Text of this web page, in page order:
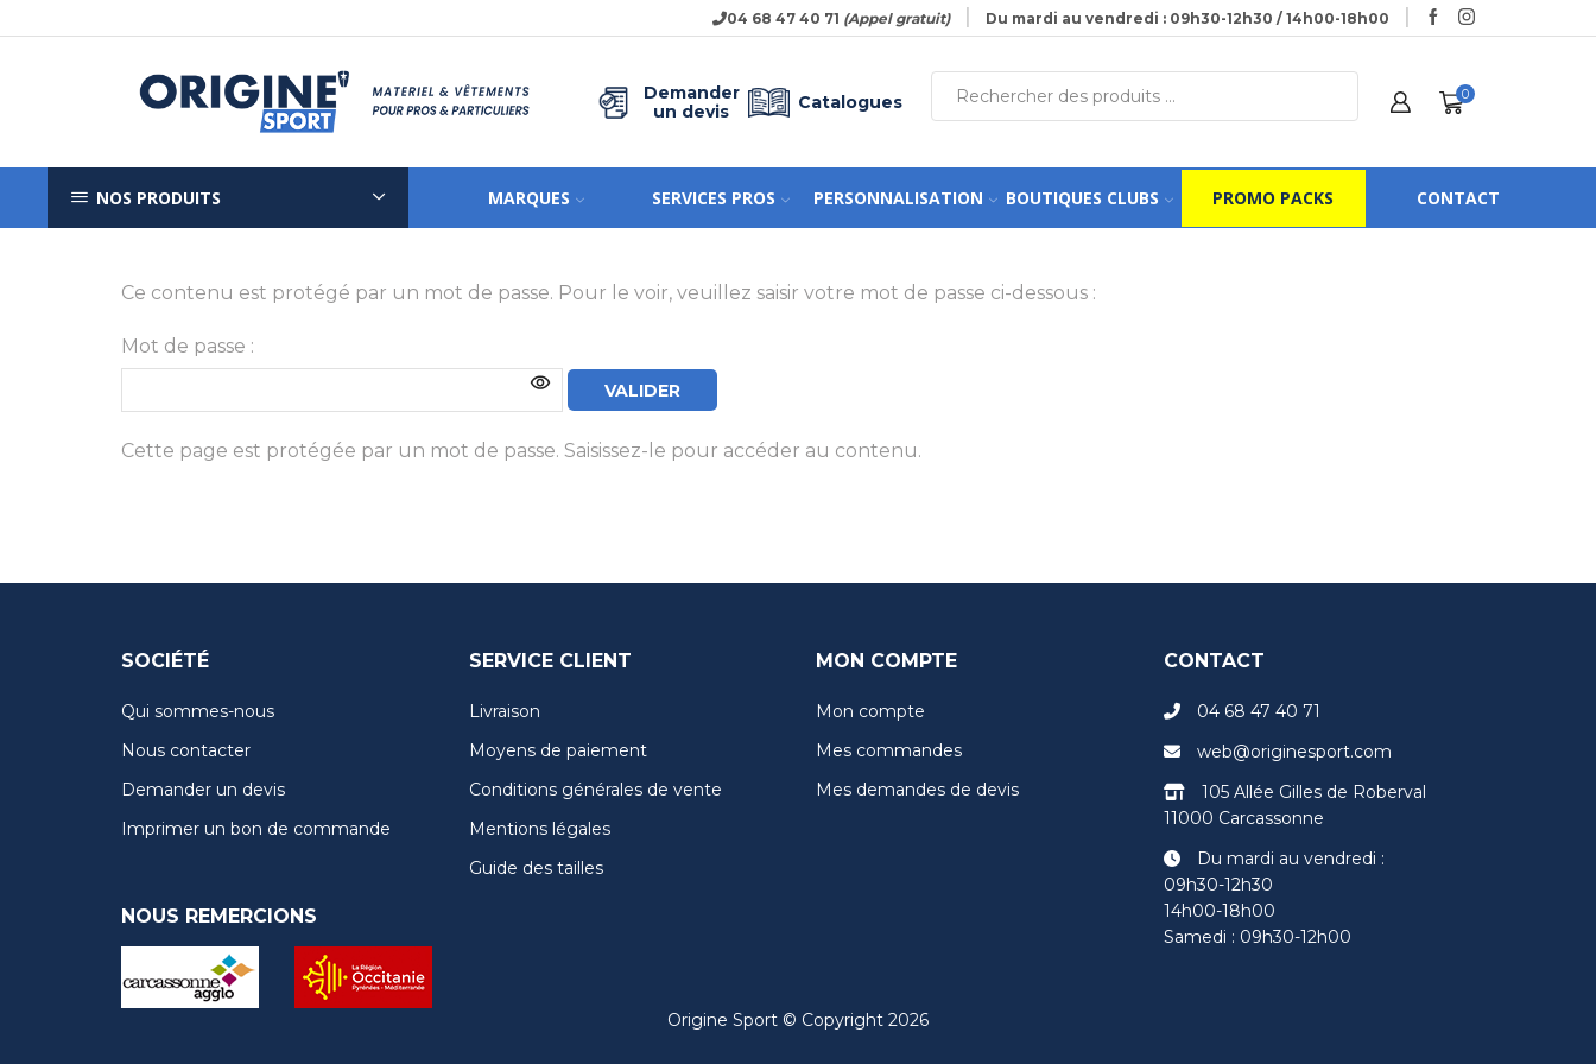
04 68 47 40 71 (Appel gratuit) Du mardi au vendredi : 09h30-12h30 / 14h00-18h00
Demander
un devis
Catalogues 0
NOS PRODUITS MARQUES SERVICES PROS PERSONNALISATION BOUTIQUES CLUBS PROMO PACKS CONTACT
Ce contenu est protégé par un mot de passe. Pour le voir, veuillez saisir votre mot de passe ci-dessous :
Mot de passe :
Cette page est protégée par un mot de passe. Saisissez-le pour accéder au contenu.
SOCIÉTÉ
Qui sommes-nous
Nous contacter
Demander un devis
Imprimer un bon de commande
NOUS REMERCIONS
SERVICE CLIENT
Livraison
Moyens de paiement
Conditions générales de vente
Mentions légales
Guide des tailles
MON COMPTE
Mon compte
Mes commandes
Mes demandes de devis
CONTACT
04 68 47 40 71
web@originesport.com
105 Allée Gilles de Roberval
11000 Carcassonne
Du mardi au vendredi :
09h30-12h30
14h00-18h00
Samedi : 09h30-12h00
Origine Sport © Copyright 2026